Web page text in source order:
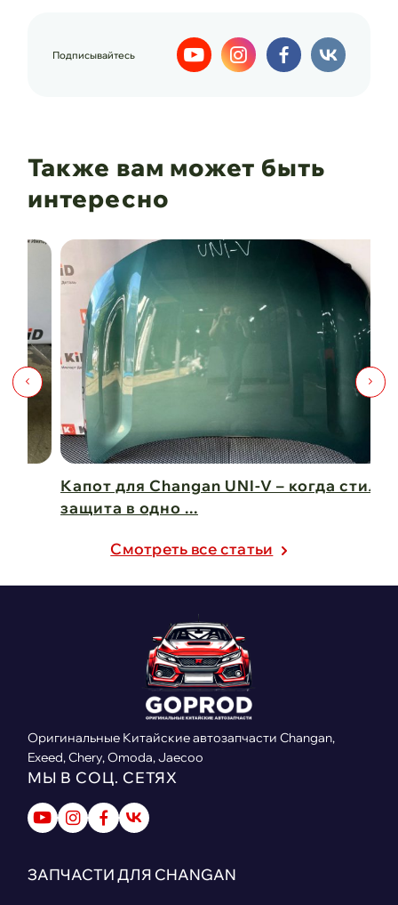
Подписывайтесь
Также вам может быть
интересно
Капот для Changan UNI-V – когда стиль и
защита в одно ...
Cмотреть все статьи
Оригинальные Китайские автозапчасти Changan,
Exeed, Chery, Omoda, Jaecoo
МЫ В СОЦ. СЕТЯХ
ЗАПЧАСТИ ДЛЯ CHANGAN